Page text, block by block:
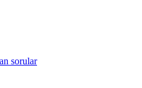
sorular